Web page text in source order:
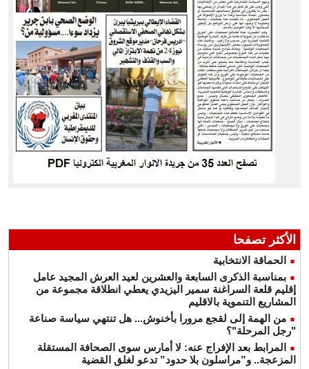
الأكثر تصفحا
الحماقة الانتخابية
بمناسبة الذكرى السابعة والعشرين لعيد العرش المجيد عامل
إقليم قلعة السراغنة سمير اليزيدي يعطي انطلاقة مجموعة من
المشاريع التنموية بالاقليم
من الهمة إلى لقجع مرورا بأخنوش... هل تنتهي سياسة صناعة
"رجل المرحلة"؟
المرابط بعد الإفراج عنه: لا أمارس سوى الصحافة المستقلة
المزعجة.. و”مراسلون بلا حدود” تدعو لغلق القضية